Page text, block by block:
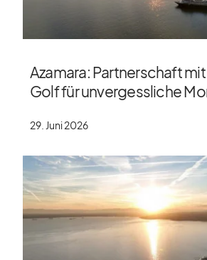
Azamara: Partnerschaft
Golf für unvergessliche
29. Juni 2026